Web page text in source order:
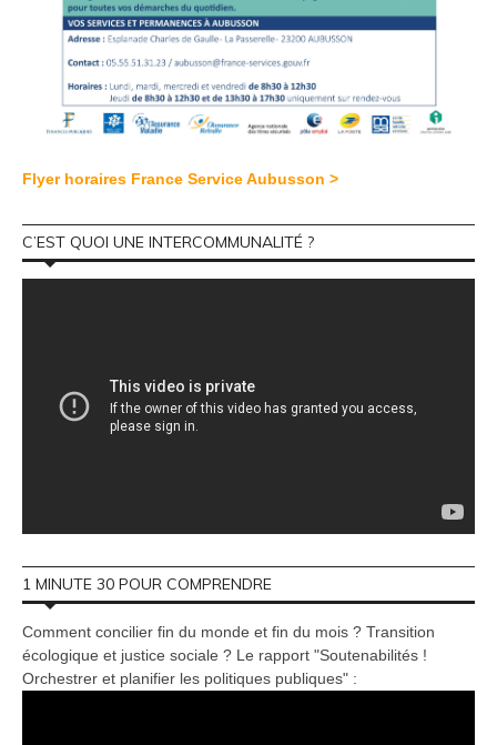
Flyer horaires France Service Aubusson >
C’EST QUOI UNE INTERCOMMUNALITÉ ?
1 MINUTE 30 POUR COMPRENDRE
Comment concilier fin du monde et fin du mois ? Transition
écologique et justice sociale ? Le rapport "Soutenabilités !
Orchestrer et planifier les politiques publiques" :